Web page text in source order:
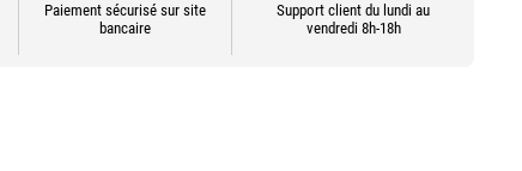
Paiement sécurisé sur site
bancaire
Support client du lundi au
vendredi 8h-18h